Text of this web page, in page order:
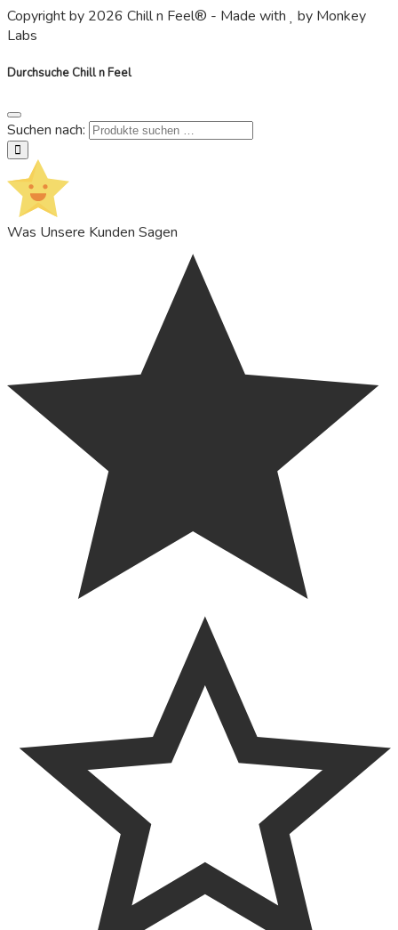
Copyright by 2026 Chill n Feel® - Made with
by Monkey
Labs
Durchsuche Chill n Feel
Suchen nach:
suchen
Was Unsere Kunden Sagen